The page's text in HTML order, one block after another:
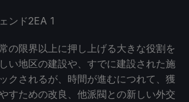
の限界以上に押し上げる大きな役割を
い地区の建設や、すでに建設された施
クされるが、時間が進むにつれて、獲
すための改良、他派閥との新しい外交